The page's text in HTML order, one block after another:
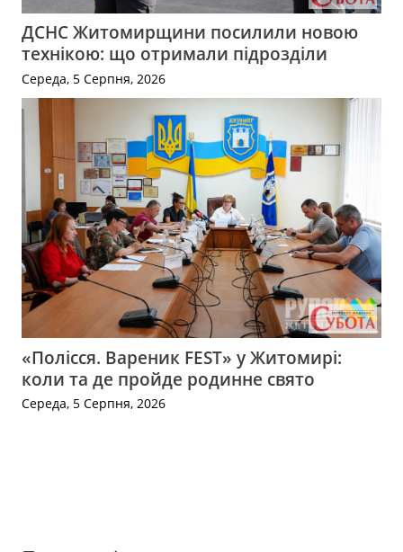
ДСНС Житомирщини посилили новою
технікою: що отримали підрозділи
Середа, 5 Серпня, 2026
«Полісся. Вареник FEST» у Житомирі:
коли та де пройде родинне свято
Середа, 5 Серпня, 2026